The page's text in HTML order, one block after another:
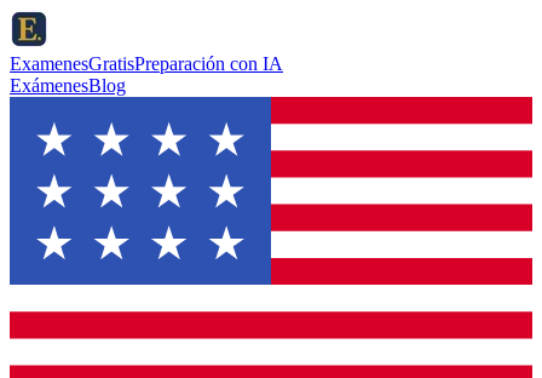
ExamenesGratisPreparación con IA
ExámenesBlog